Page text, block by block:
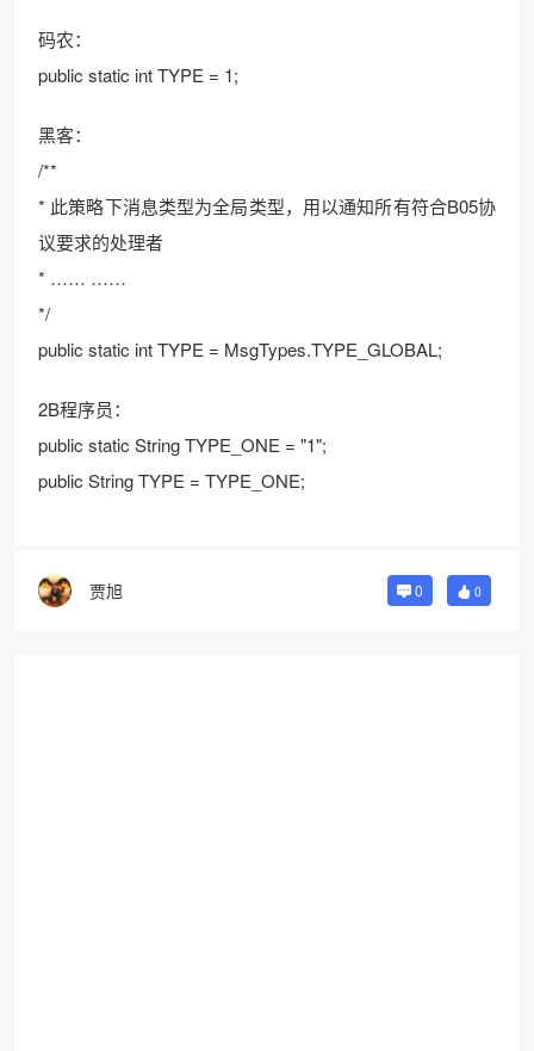
码农：
public static int TYPE = 1;
黑客：
/**
* 此策略下消息类型为全局类型，用以通知所有符合B05协
议要求的处理者
* …… ……
*/
public static int TYPE = MsgTypes.TYPE_GLOBAL;
2B程序员：
public static String TYPE_ONE = "1";
public String TYPE = TYPE_ONE;
贾旭 0 0